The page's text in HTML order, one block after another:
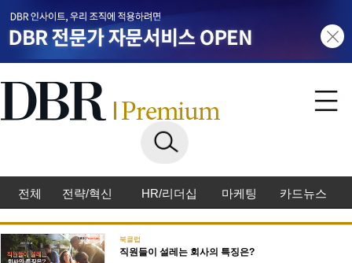
전체 전략/혁신 HR/리더십 마케팅 카드뉴스
북클럽
직원들이 설레는 회사의 특징은?